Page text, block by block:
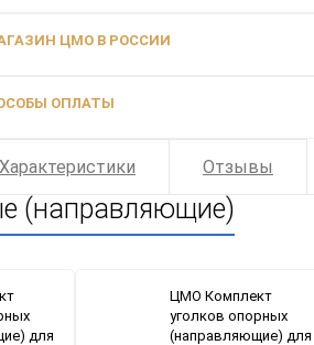
ЦМО В РОССИИ
ОПЛАТЫ
Характеристики Отзывы
(направляющие)
для
ЦМО Комплект
уголков опорных
(направляющие) для